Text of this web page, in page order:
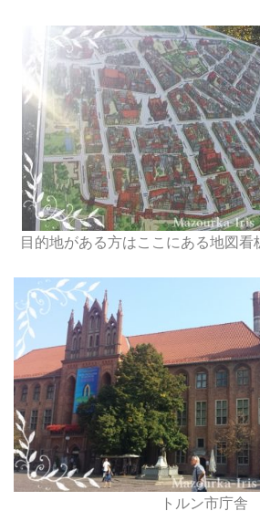
目的地がある方はここにある地図看
トルン市庁舎